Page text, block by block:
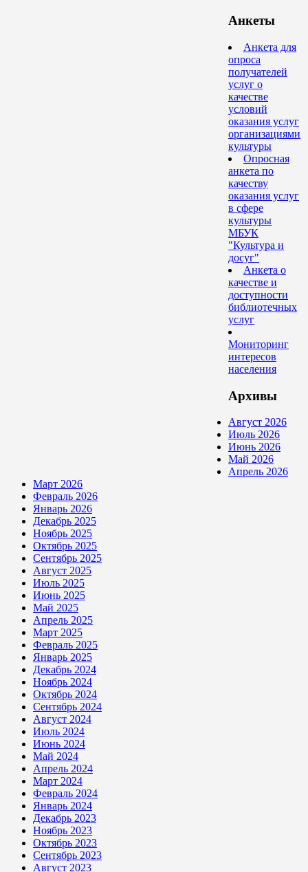
Анкеты
Анкета для
опроса
получателей
услуг о
качестве
условий
оказания услуг
организациями
культуры
Опросная
анкета по
качеству
оказания услуг
в сфере
культуры
МБУК
"Культура и
досуг"
Анкета о
качестве и
доступности
библиотечных
услуг
Мониторинг
интересов
населения
Архивы
Август 2026
Июль 2026
Июнь 2026
Май 2026
Апрель 2026
Март 2026
Февраль 2026
Январь 2026
Декабрь 2025
Ноябрь 2025
Октябрь 2025
Сентябрь 2025
Август 2025
Июль 2025
Июнь 2025
Май 2025
Апрель 2025
Март 2025
Февраль 2025
Январь 2025
Декабрь 2024
Ноябрь 2024
Октябрь 2024
Сентябрь 2024
Август 2024
Июль 2024
Июнь 2024
Май 2024
Апрель 2024
Март 2024
Февраль 2024
Январь 2024
Декабрь 2023
Ноябрь 2023
Октябрь 2023
Сентябрь 2023
Август 2023